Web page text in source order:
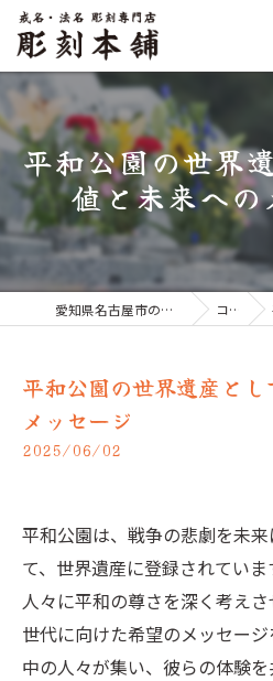
平和公園の世界
値と未来へ
愛知県名古屋市のお墓なら彫刻本舗 コラム
平和公園の世界遺産と
メッセージ
2025/06/02
平和公園は、戦争の悲劇を未
て、世界遺産に登録されてい
人々に平和の尊さを深く考え
世代に向けた希望のメッセー
中の人々が集い、彼らの体験